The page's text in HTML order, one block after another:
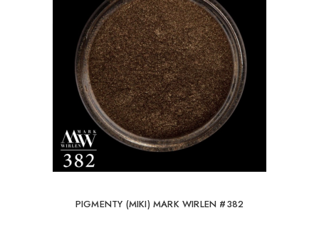
PIGMENTY (MIKI) MARK WIRLEN #382